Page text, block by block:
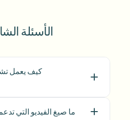
الأسئلة
كيف يعمل
ما صيغ الفيديو التي